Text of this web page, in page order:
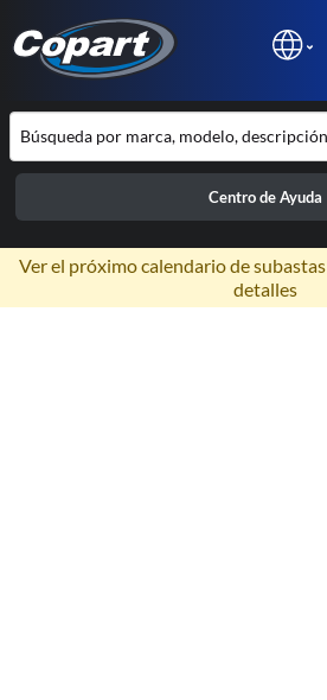
Centro de Ayuda
Ver el próximo calendario de subastas
detalles